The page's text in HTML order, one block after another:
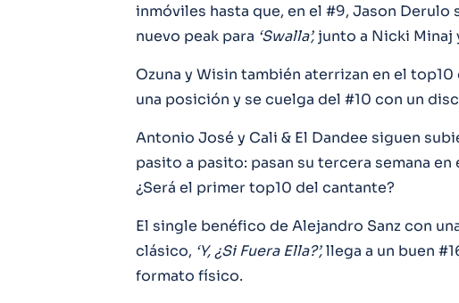
inmóviles hasta que, en el #9, Jason
nuevo peak para ‘Swalla’,junto a Nicki Minaj
Ozuna y Wisin también aterrizan en el top10
una posición y se cuelga del #10 con un
Antonio José y Cali & El Dandee siguen
pasito a pasito: pasan su tercera semana
¿Será el primer top10 del cantante?
El single benéfico de Alejandro Sanz con
clásico, ‘Y, ¿Si Fuera Ella?’,llega a un buen
formato físico.